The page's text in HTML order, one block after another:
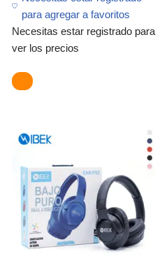
para agregar a favoritos
Necesitas estar registrado para
ver los precios